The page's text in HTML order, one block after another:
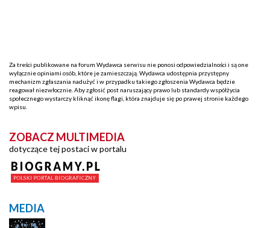
Za treści publikowane na forum Wydawca serwisu nie ponosi odpowiedzialności i są one
wyłącznie opiniami osób, które je zamieszczają. Wydawca udostępnia przystępny
mechanizm zgłaszania nadużyć i w przypadku takiego zgłoszenia Wydawca będzie
reagował niezwłocznie. Aby zgłosić post naruszający prawo lub standardy współżycia
społecznego wystarczy kliknąć ikonę flagi, która znajduje się po prawej stronie każdego
wpisu.
ZOBACZ MULTIMEDIA
dotyczące tej postaci w portalu
MEDIA